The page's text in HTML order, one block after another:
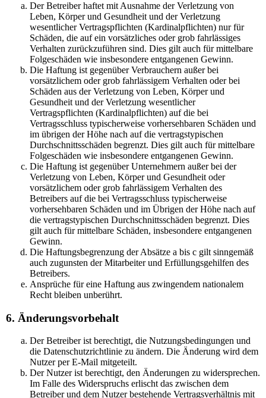
Der Betreiber haftet mit Ausnahme der Verletzung von
Leben, Körper und Gesundheit und der Verletzung
wesentlicher Vertragspflichten (Kardinalpflichten) nur für
Schäden, die auf ein vorsätzliches oder grob fahrlässiges
Verhalten zurückzuführen sind. Dies gilt auch für mittelbare
Folgeschäden wie insbesondere entgangenen Gewinn.
Die Haftung ist gegenüber Verbrauchern außer bei
vorsätzlichem oder grob fahrlässigem Verhalten oder bei
Schäden aus der Verletzung von Leben, Körper und
Gesundheit und der Verletzung wesentlicher
Vertragspflichten (Kardinalpflichten) auf die bei
Vertragsschluss typischerweise vorhersehbaren Schäden und
im übrigen der Höhe nach auf die vertragstypischen
Durchschnittsschäden begrenzt. Dies gilt auch für mittelbare
Folgeschäden wie insbesondere entgangenen Gewinn.
Die Haftung ist gegenüber Unternehmern außer bei der
Verletzung von Leben, Körper und Gesundheit oder
vorsätzlichem oder grob fahrlässigem Verhalten des
Betreibers auf die bei Vertragsschluss typischerweise
vorhersehbaren Schäden und im Übrigen der Höhe nach auf
die vertragstypischen Durchschnittsschäden begrenzt. Dies
gilt auch für mittelbare Schäden, insbesondere entgangenen
Gewinn.
Die Haftungsbegrenzung der Absätze a bis c gilt sinngemäß
auch zugunsten der Mitarbeiter und Erfüllungsgehilfen des
Betreibers.
Ansprüche für eine Haftung aus zwingendem nationalem
Recht bleiben unberührt.
6. Änderungsvorbehalt
Der Betreiber ist berechtigt, die Nutzungsbedingungen und
die Datenschutzrichtlinie zu ändern. Die Änderung wird dem
Nutzer per E-Mail mitgeteilt.
Der Nutzer ist berechtigt, den Änderungen zu widersprechen.
Im Falle des Widerspruchs erlischt das zwischen dem
Betreiber und dem Nutzer bestehende Vertragsverhältnis mit